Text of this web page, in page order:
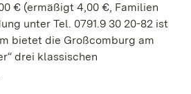
€ (ermäßigt 4,00 €, Familien
unter Tel. 0791.9 30 20-82 ist
bietet die Großcomburg am
drei klassischen